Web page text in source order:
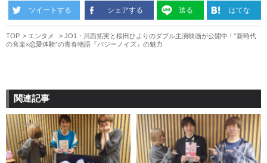
ツイートする シェアする 送る はてな
TOP エンタメ
JO1・川西拓実と桜田ひよりのダブル主演映画が公開中！“新時代
の音楽×恋愛体験”の青春物語『バジーノイズ』の魅力
関連記事